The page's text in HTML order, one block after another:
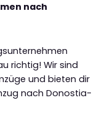
nach
richtig! Wir sind
und bieten dir
nach Donostia-